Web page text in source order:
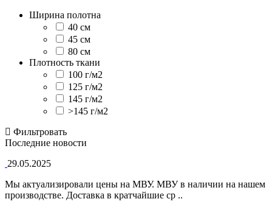
Ширина полотна
40 см
45 см
80 см
Плотность ткани
100 г/м2
125 г/м2
145 г/м2
>145 г/м2
Фильтровать
Последние новости
29.05.2025
Мы актуализировали цены на МВУ. МВУ в наличии на нашем
производстве. Доставка в кратчайшие ср ..